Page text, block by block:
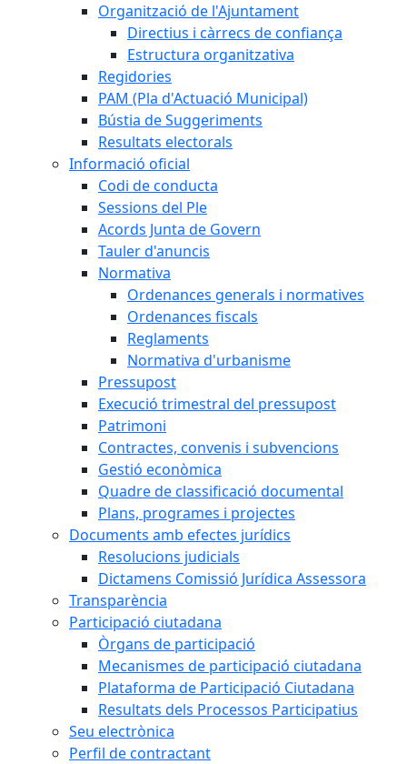
Organització de l'Ajuntament
Directius i càrrecs de confiança
Estructura organitzativa
Regidories
PAM (Pla d'Actuació Municipal)
Bústia de Suggeriments
Resultats electorals
Informació oficial
Codi de conducta
Sessions del Ple
Acords Junta de Govern
Tauler d'anuncis
Normativa
Ordenances generals i normatives
Ordenances fiscals
Reglaments
Normativa d'urbanisme
Pressupost
Execució trimestral del pressupost
Patrimoni
Contractes, convenis i subvencions
Gestió econòmica
Quadre de classificació documental
Plans, programes i projectes
Documents amb efectes jurídics
Resolucions judicials
Dictamens Comissió Jurídica Assessora
Transparència
Participació ciutadana
Òrgans de participació
Mecanismes de participació ciutadana
Plataforma de Participació Ciutadana
Resultats dels Processos Participatius
Seu electrònica
Perfil de contractant